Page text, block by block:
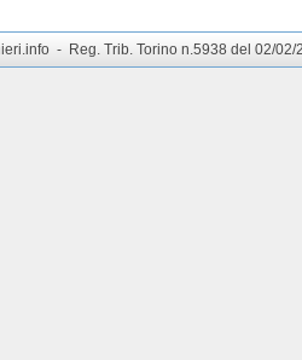
- Reg. Trib. Torino n.5938 del 02/02/